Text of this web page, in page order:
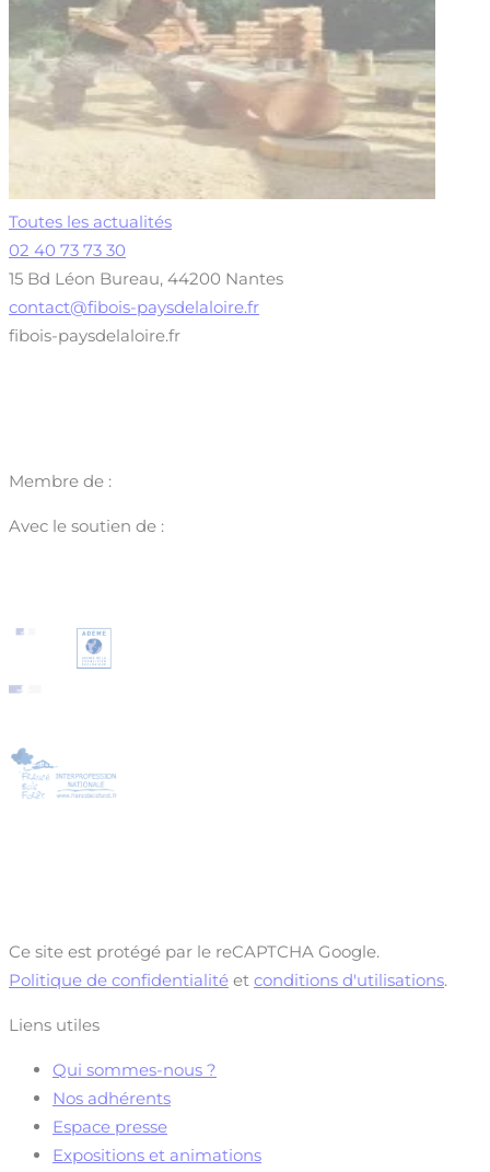
Toutes les actualités
02 40 73 73 30
15 Bd Léon Bureau, 44200 Nantes
contact@fibois-paysdelaloire.fr
fibois-paysdelaloire.fr
Membre de :
Avec le soutien de :
Ce site est protégé par le reCAPTCHA Google.
Politique de confidentialité et conditions d'utilisations.
Liens utiles
Qui sommes-nous ?
Nos adhérents
Espace presse
Expositions et animations